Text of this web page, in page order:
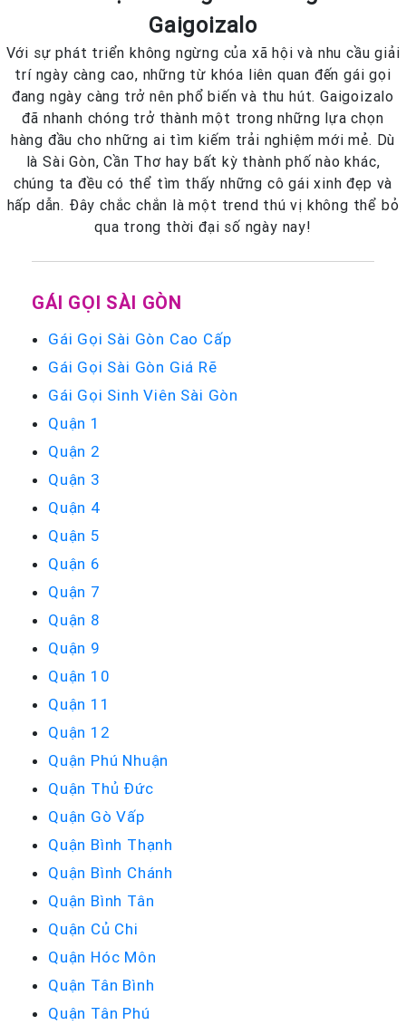
Gaigoizalo
Với sự phát triển không ngừng của xã hội và nhu cầu giải
trí ngày càng cao, những từ khóa liên quan đến gái gọi
đang ngày càng trở nên phổ biến và thu hút. Gaigoizalo
đã nhanh chóng trở thành một trong những lựa chọn
hàng đầu cho những ai tìm kiếm trải nghiệm mới mẻ. Dù
là Sài Gòn, Cần Thơ hay bất kỳ thành phố nào khác,
chúng ta đều có thể tìm thấy những cô gái xinh đẹp và
hấp dẫn. Đây chắc chắn là một trend thú vị không thể bỏ
qua trong thời đại số ngày nay!
GÁI GỌI SÀI GÒN
Gái Gọi Sài Gòn Cao Cấp
Gái Gọi Sài Gòn Giá Rẽ
Gái Gọi Sinh Viên Sài Gòn
Quận 1
Quận 2
Quận 3
Quận 4
Quận 5
Quận 6
Quận 7
Quận 8
Quận 9
Quận 10
Quận 11
Quận 12
Quận Phú Nhuận
Quận Thủ Đức
Quận Gò Vấp
Quận Bình Thạnh
Quận Bình Chánh
Quận Bình Tân
Quận Củ Chi
Quận Hóc Môn
Quận Tân Bình
Quận Tân Phú